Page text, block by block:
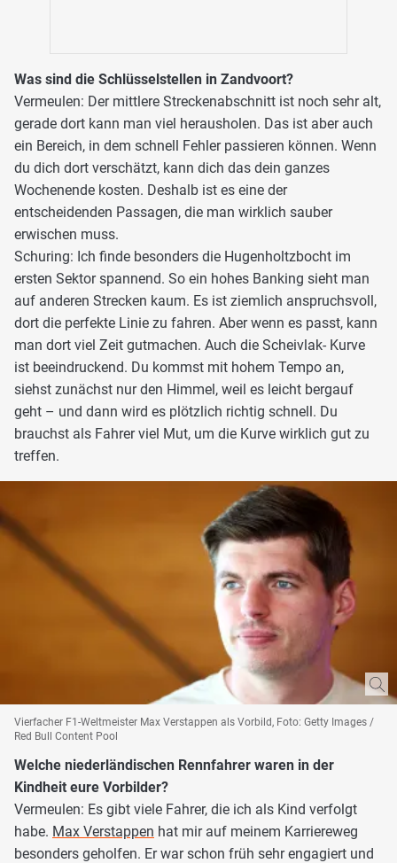
Was sind die Schlüsselstellen in Zandvoort?
Vermeulen: Der mittlere Streckenabschnitt ist noch sehr alt,
gerade dort kann man viel herausholen. Das ist aber auch
ein Bereich, in dem schnell Fehler passieren können. Wenn
du dich dort verschätzt, kann dich das dein ganzes
Wochenende kosten. Deshalb ist es eine der
entscheidenden Passagen, die man wirklich sauber
erwischen muss.
Schuring: Ich finde besonders die Hugenholtzbocht im
ersten Sektor spannend. So ein hohes Banking sieht man
auf anderen Strecken kaum. Es ist ziemlich anspruchsvoll,
dort die perfekte Linie zu fahren. Aber wenn es passt, kann
man dort viel Zeit gutmachen. Auch die Scheivlak- Kurve
ist beeindruckend. Du kommst mit hohem Tempo an,
siehst zunächst nur den Himmel, weil es leicht bergauf
geht – und dann wird es plötzlich richtig schnell. Du
brauchst als Fahrer viel Mut, um die Kurve wirklich gut zu
treffen.
Vierfacher F1-Weltmeister Max Verstappen als Vorbild, Foto: Getty Images /
Red Bull Content Pool
Welche niederländischen Rennfahrer waren in der
Kindheit eure Vorbilder?
Vermeulen: Es gibt viele Fahrer, die ich als Kind verfolgt
habe. Max Verstappen hat mir auf meinem Karriereweg
besonders geholfen. Er war schon früh sehr engagiert und